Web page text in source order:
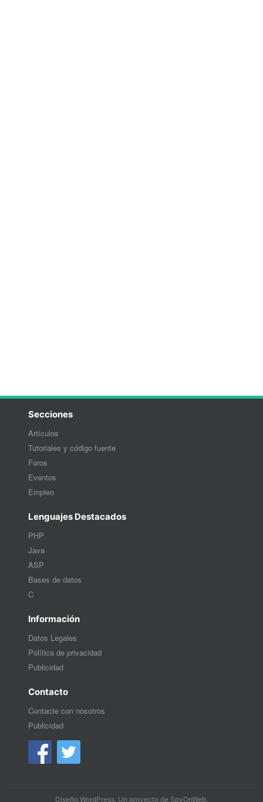
Secciones
Artículos
Tutoriales y código fuente
Foros
Eventos
Empleo
Lenguajes Destacados
PHP
Java
ASP
Bases de datos
C
Información
Datos Legales
Política de privacidad
Publicidad
Contacto
Contacte con nosotros
Publicidad
Diseño WordPress. Un proyecto de SpyOnWeb.